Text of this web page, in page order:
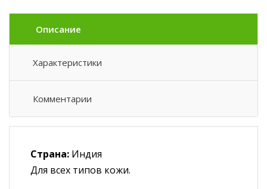
Описание
Характеристики
Комментарии
Страна: Индия
Для всех типов кожи.